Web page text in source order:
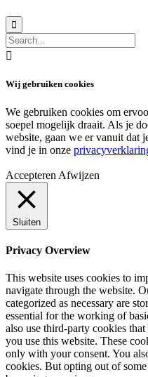


Wij gebruiken cookies
We gebruiken cookies om
soepel mogelijk draait. Als je
website, gaan we er vanuit dat
vind je in onze
Accepteren Afwijzen
Sluiten
Privacy Overview
This website uses cookies to
navigate through the website.
categorized as necessary are
essential for the working of
also use third-party cookies
you use this website. These
only with your consent. You
cookies. But opting out of